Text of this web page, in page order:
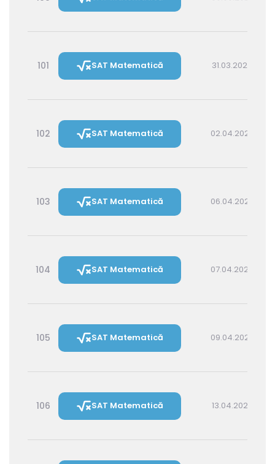
101 SAT Matematică 31.03.2027 14:30
102 SAT Matematică 02.04.2027 16:00
103 SAT Matematică 06.04.2027 16:00
104 SAT Matematică 07.04.2027 14:30
105 SAT Matematică 09.04.2027 16:00
106 SAT Matematică 13.04.2027 16:00